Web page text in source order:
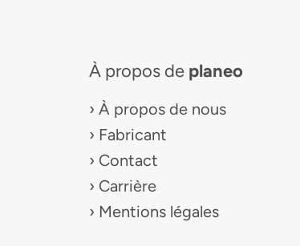
À propos de planeo
À propos de nous
Fabricant
Contact
Carrière
Mentions légales